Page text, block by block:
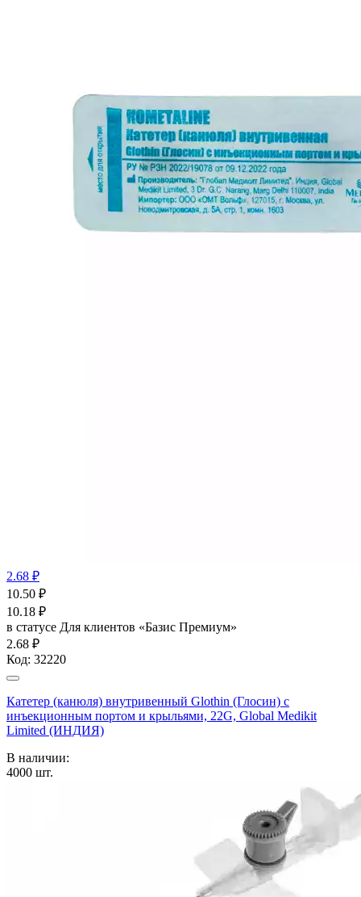
2.68 ₽
10.50 ₽
10.18 ₽
в статусе Для клиентов «Базис Премиум»
2.68 ₽
Код: 32220
Катетер (канюля) внутривенный Glothin (Глосин) с
инъекционным портом и крыльями, 22G, Global Medikit
Limited (ИНДИЯ)
В наличии:
4000 шт.